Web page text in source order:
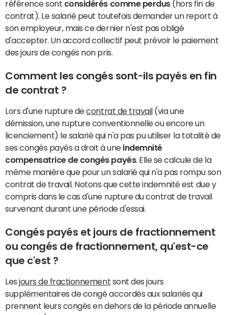
référence sont considérés comme perdus(hors fin de
contrat). Le salarié peut toutefois demander un report à
son employeur, mais ce dernier n'est pas obligé
d'accepter. Un accord collectif peut prévoir le paiement
des jours de congés non pris.
Comment les congés sont-ils payés en fin
de contrat ?
Lors d'une rupture decontrat de travail (via une
démission, une rupture conventionnelle ou encore un
licenciement) le salarié qui n'a pas pu utiliser la totalité de
ses congés payés a droit à une indemnité
compensatrice de congés payés. Elle se calcule de la
même manière que pour un salarié qui n'a pas rompu son
contrat de travail. Notons que cette indemnité est due y
compris dans le cas d'une rupture du contrat de travail
survenant durant une période d'essai.
Congés payés et jours de fractionnement
ou congés de fractionnement, qu'est-ce
que c'est ?
Lesjours de fractionnement sont des jours
supplémentaires de congé accordés aux salariés qui
prennent leurs congés en dehors de la période annuelle